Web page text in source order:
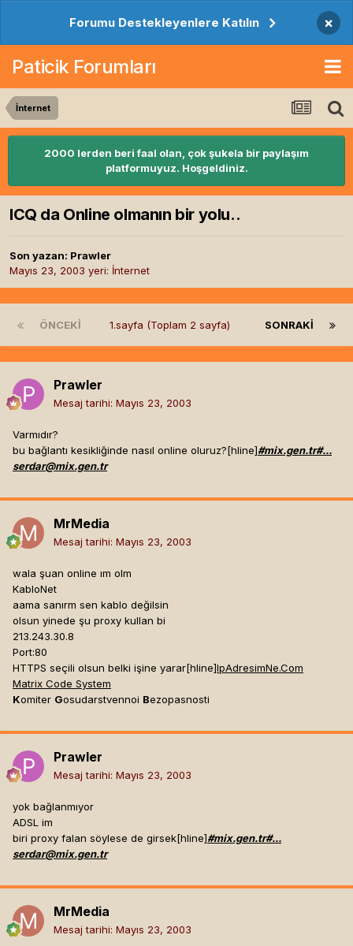
Forumu Destekleyenlere Katılın ×
Paticik Forumları
İnternet
2000 lerden beri faal olan, çok şukela bir paylaşım
platformuyuz. Hoşgeldiniz.
ICQ da Online olmanın bir yolu..
Son yazan: Prawler
Mayıs 23, 2003 yeri: İnternet
ÖNCEKI SONRAKI
1.sayfa (Toplam 2 sayfa)
Prawler
Mesaj tarihi: Mayıs 23, 2003
Varmıdır?
bu bağlantı kesikliğinde nasıl online oluruz?[hline]#mix.gen.tr#...
serdar@mix.gen.tr
MrMedia
Mesaj tarihi: Mayıs 23, 2003
wala şuan online ım olm
KabloNet
aama sanırm sen kablo değilsin
olsun yinede şu proxy kullan bi
213.243.30.8
Port:80
HTTPS seçili olsun belki işine yarar[hline]IpAdresimNe.Com
Matrix Code System
Komiter Gosudarstvennoi Bezopasnosti
Prawler
Mesaj tarihi: Mayıs 23, 2003
yok bağlanmıyor
ADSL im
biri proxy falan söylese de girsek[hline]#mix.gen.tr#...
serdar@mix.gen.tr
MrMedia
Mesaj tarihi: Mayıs 23, 2003